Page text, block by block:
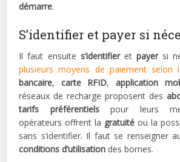
démarre.
S’identifier et payer si
Il faut ensuite s’identifieretpayersi
plusieurs moyens de paiement selon
bancaire, carte RFID,application
réseaux de recharge proposent des
tarifs préférentielspour leurs
opérateurs offrent la gratuité ou la
sans s’identifier. Il faut se renseigner
conditions d’utilisation des bornes.